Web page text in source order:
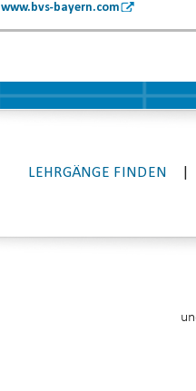
www.bvs-bayern.com
LEHRGÄNGE FINDEN